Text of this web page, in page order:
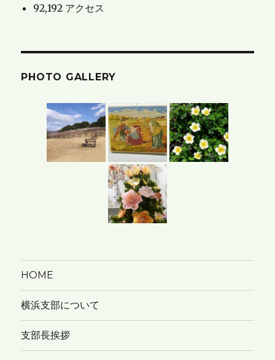
ロ
ー
92,192 アクセス
PHOTO GALLERY
HOME
横浜支部について
支部長挨拶